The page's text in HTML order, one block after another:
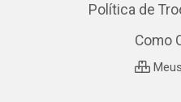
Política de
Como